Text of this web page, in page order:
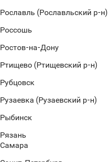
Рославль (Рославльский р-н)
Россошь
Ростов-на-Дону
Ртищево (Ртищевский р-н)
Рубцовск
Рузаевка (Рузаевский р-н)
Рыбинск
Рязань
Самара